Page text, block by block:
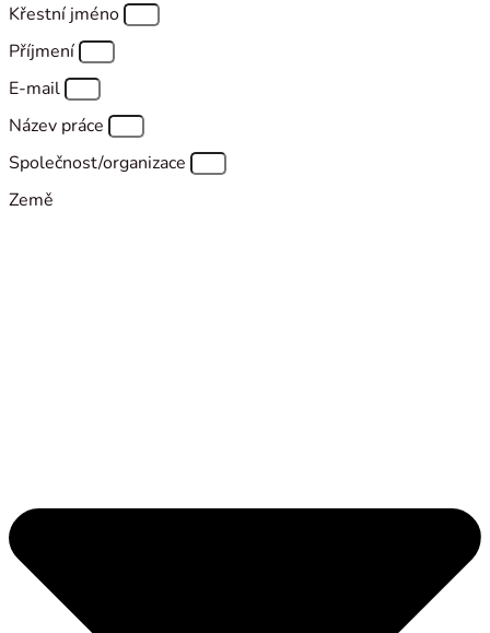
Křestní jméno
Příjmení
E-mail
Název práce
Společnost/organizace
Země